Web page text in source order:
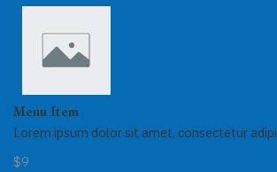
Menu Item
Lorem ipsum dolor sit amet, consectetur
$9